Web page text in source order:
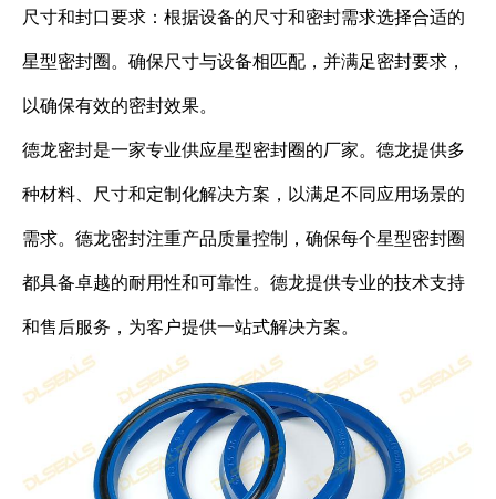
尺寸和封口要求：根据设备的尺寸和密封需求选择合适的
星型密封圈。确保尺寸与设备相匹配，并满足密封要求，
以确保有效的密封效果。
德龙密封是一家专业供应星型密封圈的厂家。德龙提供多
种材料、尺寸和定制化解决方案，以满足不同应用场景的
需求。德龙密封注重产品质量控制，确保每个星型密封圈
都具备卓越的耐用性和可靠性。德龙提供专业的技术支持
和售后服务，为客户提供一站式解决方案。